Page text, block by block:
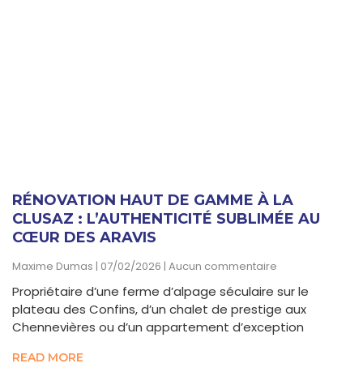
RÉNOVATION HAUT DE GAMME À LA
CLUSAZ : L’AUTHENTICITÉ SUBLIMÉE AU
CŒUR DES ARAVIS
Maxime Dumas 07/02/2026 Aucun commentaire
Propriétaire d’une ferme d’alpage séculaire sur le
plateau des Confins, d’un chalet de prestige aux
Chennevières ou d’un appartement d’exception
READ MORE